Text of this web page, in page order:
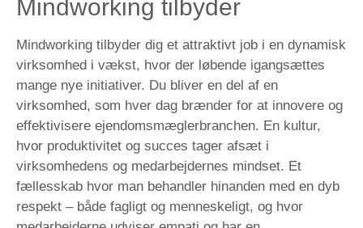
Mindworking tilbyder
Mindworking tilbyder dig et attraktivt job i en dynamisk
virksomhed i vækst, hvor der løbende igangsættes
mange nye initiativer. Du bliver en del af en
virksomhed, som hver dag brænder for at innovere og
effektivisere ejendomsmæglerbranchen. En kultur,
hvor produktivitet og succes tager afsæt i
virksomhedens og medarbejdernes mindset. Et
fællesskab hvor man behandler hinanden med en dyb
respekt – både fagligt og menneskeligt, og hvor